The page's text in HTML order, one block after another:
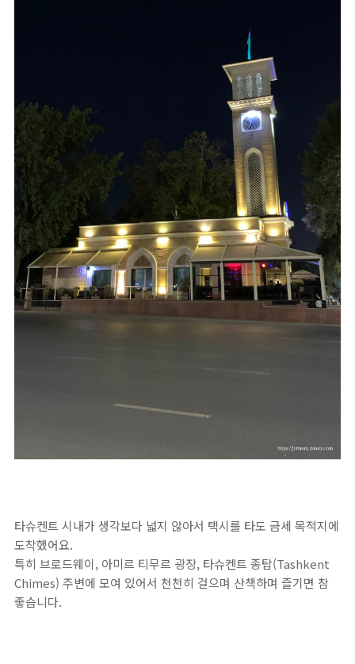
타슈켄트 시내가 생각보다 넓지 않아서 택시를 타도 금세 목적지에
도착했어요.
특히 브로드웨이, 아미르 티무르 광장, 타슈켄트 종탑(Tashkent
Chimes) 주변에 모여 있어서 천천히 걸으며 산책하며 즐기면 참
좋습니다.